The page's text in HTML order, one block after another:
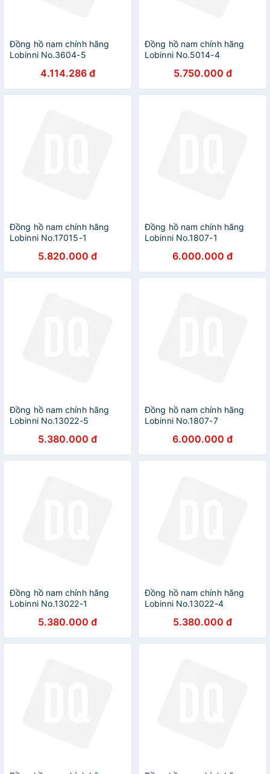
Đồng hồ nam chính hãng
Lobinni No.3604-5
4.114.286 đ
Đồng hồ nam chính hãng
Lobinni No.5014-4
5.750.000 đ
Đồng hồ nam chính hãng
Lobinni No.17015-1
5.820.000 đ
Đồng hồ nam chính hãng
Lobinni No.1807-1
6.000.000 đ
Đồng hồ nam chính hãng
Lobinni No.13022-5
5.380.000 đ
Đồng hồ nam chính hãng
Lobinni No.1807-7
6.000.000 đ
Đồng hồ nam chính hãng
Lobinni No.13022-1
5.380.000 đ
Đồng hồ nam chính hãng
Lobinni No.13022-4
5.380.000 đ